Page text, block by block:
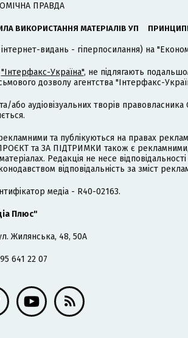
ПРАВДА
ВИКОРИСТАННЯ МАТЕРІАЛІВ УП
видань - гіперпосилання) на
"Інтерфакс-Україна", не підлягають
дозволу агентства "Інтерфакс-
або аудіовізуальних творів
та публікуються на правах
та ЗА ПІДТРИМКИ також є
Редакція не несе
відповідальність за зміст
медіа - R40-02163.
Плюс"
Жилянська, 48, 50А
641 22 07